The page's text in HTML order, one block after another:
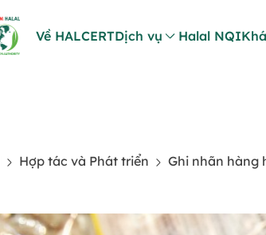
Về HALCERTDịch vụ Halal NQI
Hợp tác và Phát triển
Ghi nhãn hàng